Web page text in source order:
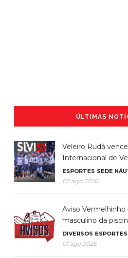
ÚLTIMAS
Veleiro Rudá
Internacional de
ESPORTES SEDE
07 ago 2026
Aviso
masculino da
DIVERSOS ESPORTES
01 ago 2026